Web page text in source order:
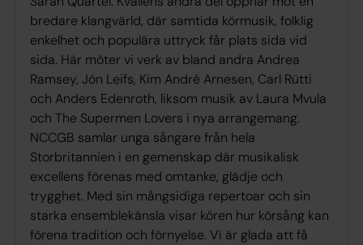
bredare klangvärld, där samtida körmusik, folklig
enkelhet och populära uttryck får plats sida vid
sida. Här möter vi verk av bland andra Andrea
Ramsey, Jón Leifs, Kim André Arnesen, Carl Rütti
och Anders Edenroth, liksom musik av Laura Mvula
och The Supermen Lovers i nya arrangemang.
NCCGB samlar unga sångare från hela
Storbritannien i en gemenskap där musikalisk
excellens förenas med omtanke, glädje och
trygghet. Med sin mångsidiga repertoar och sin
starka ensemblekänsla visar kören hur körsång kan
förena tradition och förnyelse. Vi är glada att få